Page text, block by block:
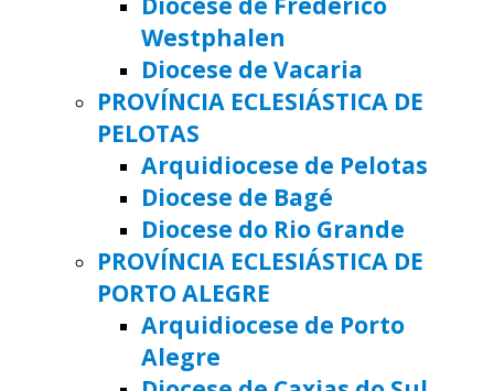
Westphalen
Diocese de Vacaria
PROVÍNCIA ECLESIÁSTICA DE
PELOTAS
Arquidiocese de Pelotas
Diocese de Bagé
Diocese do Rio Grande
PROVÍNCIA ECLESIÁSTICA DE
PORTO ALEGRE
Arquidiocese de Porto
Alegre